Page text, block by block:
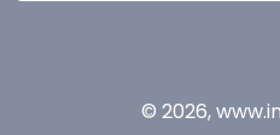
© 2026,